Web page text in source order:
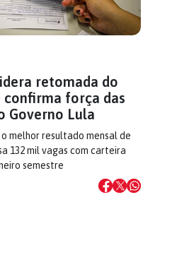
retomada do
confirma força das
Governo Lula
melhor resultado mensal de
132 mil vagas com carteira
semestre